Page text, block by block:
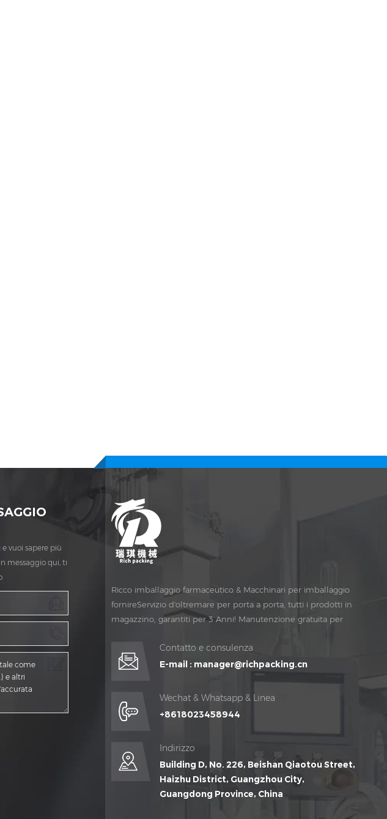
Ricco imballaggio farmaceutico & Macchinari per imballaggio
fornireServizio d'oltremare per porta a porta, tutti i prodotti in
magazzino, garantiti per 3 Anni! Manutenzione gratuita per
Contatto e consulenza
E-mail : manager@richpacking.cn
Wechat & Whatsapp & Linea
+8618023458944
Indirizzo
Building D, No. 226, Beishan Qiaotou Street,
Haizhu District, Guangzhou City,
Guangdong Province, China
vuoi sapere più
messaggio qui, ti